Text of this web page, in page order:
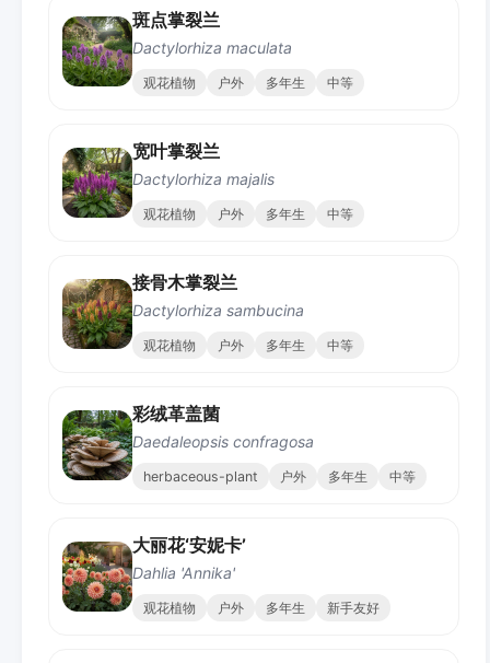
斑点掌裂兰
Dactylorhiza maculata
观花植物 户外 多年生 中等
宽叶掌裂兰
Dactylorhiza majalis
观花植物 户外 多年生 中等
接骨木掌裂兰
Dactylorhiza sambucina
观花植物 户外 多年生 中等
彩绒革盖菌
Daedaleopsis confragosa
herbaceous-plant 户外 多年生 中等
大丽花‘安妮卡’
Dahlia 'Annika'
观花植物 户外 多年生 新手友好